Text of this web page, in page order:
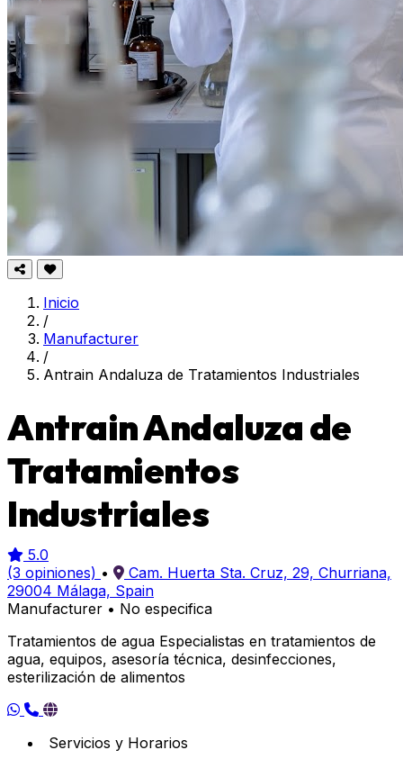
Inicio
/
Manufacturer
/
Antrain Andaluza de Tratamientos Industriales
Antrain Andaluza de
Tratamientos
Industriales
5.0
(3 opiniones) •
Cam. Huerta Sta. Cruz, 29, Churriana,
29004 Málaga, Spain
Manufacturer • No especifica
Tratamientos de agua Especialistas en tratamientos de
agua, equipos, asesoría técnica, desinfecciones,
esterilización de alimentos
Servicios y Horarios